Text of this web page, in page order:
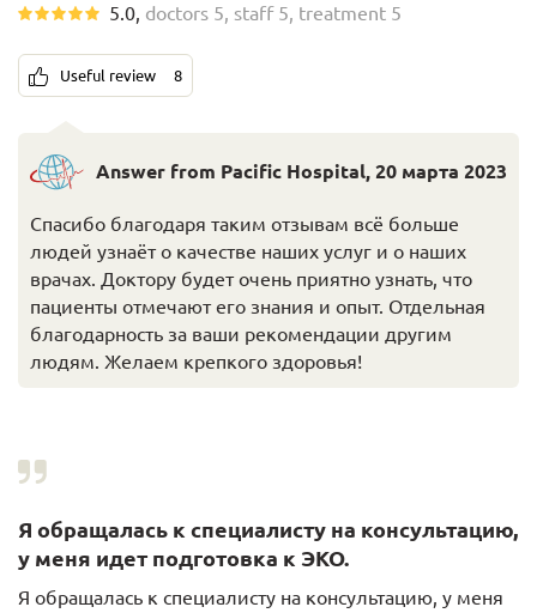
5.0, doctors 5, staff 5, treatment 5
Useful review 8
Answer from Pacific Hospital, 20 марта 2023
Спасибо благодаря таким отзывам всё больше
людей узнаёт о качестве наших услуг и о наших
врачах. Доктору будет очень приятно узнать, что
пациенты отмечают его знания и опыт. Отдельная
благодарность за ваши рекомендации другим
людям. Желаем крепкого здоровья!
Я обращалась к специалисту на консультацию,
у меня идет подготовка к ЭКО.
Я обращалась к специалисту на консультацию, у меня